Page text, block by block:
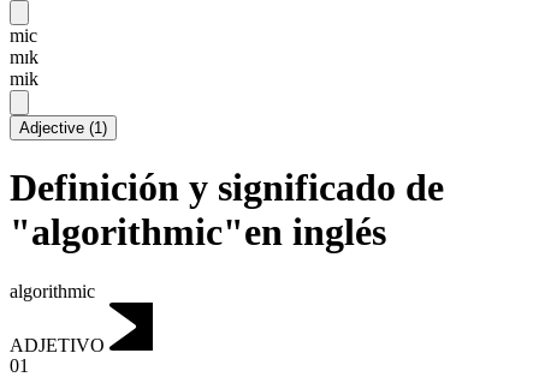
mic
mɪk
mik
Adjective (1)
Definición y significado de
"algorithmic"en inglés
algorithmic
ADJETIVO
01